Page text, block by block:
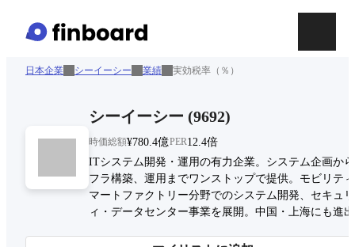
日本企業 シーイーシー 業績 実効税率（％）
シーイーシー (9692)
時価総額¥780.4億PER12.4倍
ITシステム開発・運用の有力企業。システム企画か
フラ構築、運用までワンストップで提供。モビリテ
マートファクトリー分野でのシステム開発、セキュ
ィ・データセンター事業を展開。中国・上海にも進